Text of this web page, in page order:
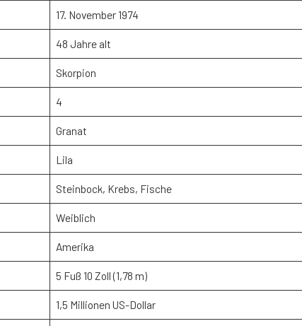
17. November 1974
48 Jahre alt
Skorpion
4
Granat
Lila
Steinbock, Krebs, Fische
Weiblich
Amerika
5 Fuß 10 Zoll (1,78 m)
1,5 Millionen US-Dollar